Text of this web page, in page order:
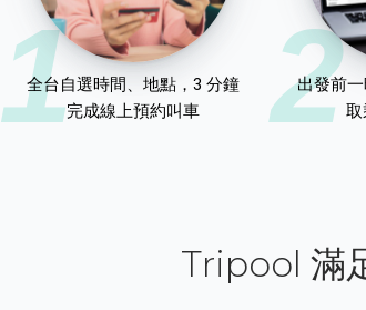
1
全台自選時間、地點，3 分鐘
完成線上預約叫車
2
出發前
Tripool 滿